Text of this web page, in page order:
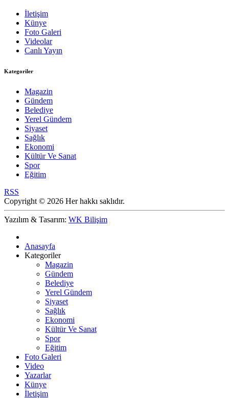
İletişim
Künye
Foto Galeri
Videolar
Canlı Yayın
Kategoriler
Magazin
Gündem
Belediye
Yerel Gündem
Siyaset
Sağlık
Ekonomi
Kültür Ve Sanat
Spor
Eğitim
RSS
Copyright © 2026 Her hakkı saklıdır.
Yazılım & Tasarım: WK Bilişim
Anasayfa
Kategoriler
Magazin
Gündem
Belediye
Yerel Gündem
Siyaset
Sağlık
Ekonomi
Kültür Ve Sanat
Spor
Eğitim
Foto Galeri
Video
Yazarlar
Künye
İletişim